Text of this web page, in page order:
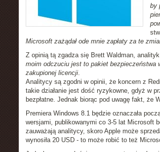
by
Microsoft zażądał ode mnie zapłaty za te
Z opinią tą zgadza się Brett Waldman,
moim odczuciu jest to pakiet bezpieczeństwa
zakupionej licencji.
Analitycy są zgodni w opinii, że koncern z
takie działanie jest dość ryzykowne, gdyż w
bezpłatne. Jednak biorąc pod uwagę fakt, że
Premiera Windows 8.1 będzie oznaczała
wersjami, publikowanymi co 3-5 lat Microsoft
zauważają analitycy, skoro Apple może
wynosiła 20 USD - to może robić to też